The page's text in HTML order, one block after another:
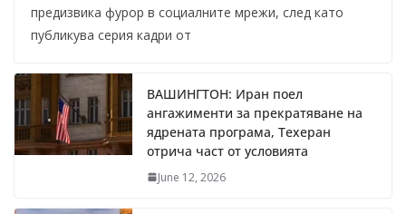
предизвика фурор в социалните мрежи, след като
публикува серия кадри от
ВАШИНГТОН: Иран поел
ангажименти за прекратяване на
ядрената програма, Техеран
отрича част от условията
June 12, 2026